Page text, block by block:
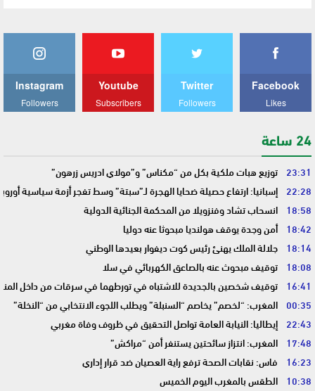
Facebook
Likes
Twitter
Followers
Youtube
Subscribers
Instagram
Followers
24 ساعة
23:31 توزيع هبات ملكية بكل من “مكناس” و”مولاي ادريس زرهون”
22:28 إسبانيا: ارتفاع حصيلة ضحايا الهجرة لـ”سبتة” وسط تفجر أزمة سياسية
18:58 انسحاب تشاد وفنزويلا من المحكمة الجنائية الدولية
18:42 أمن وجدة يوقف هولنديا مبحوثا عنه دوليا
18:14 جلالة الملك يهنئ رئيس كوت ديفوار بعيدها الوطني
18:08 توقيف مبحوث عنه بالصاعق الكهربائي في سلا
16:41 توقيف شخصين بالجديدة للاشتباه في تورطهما في سرقات من داخل
00:35 المغرب: “لخصم” يخاصم “السنبلة” ويطلب اللجوء الانتخابي من “النخلة”
22:43 إيطاليا: النيابة العامة تواصل التحقيق في ظروف وفاة مغربي
17:48 المغرب: انتزاز سائحتين يستنفر أمن “مراكش”
16:23 فاس: نقابات الصحة ترفع راية العصيان ضد قرار إداري
10:38 الطقس بالمغرب اليوم الخميس